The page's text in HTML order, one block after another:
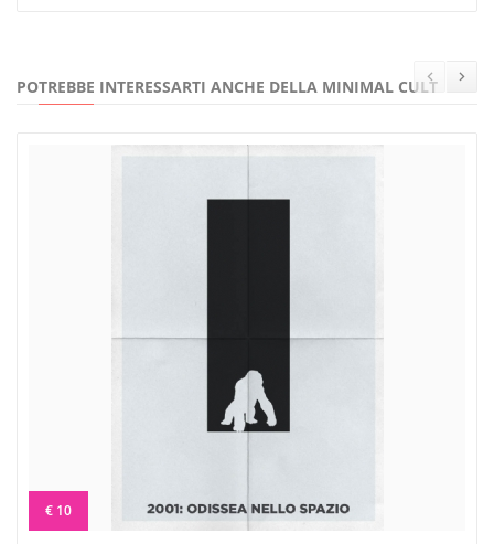
POTREBBE INTERESSARTI ANCHE DELLA MINIMAL CULT
€ 10